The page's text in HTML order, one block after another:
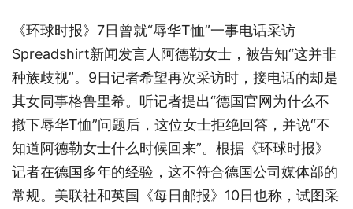
《环球时报》7日曾就“辱华T恤”一事电话采访
Spreadshirt新闻发言人阿德勒女士，被告知“这并非
种族歧视”。9日记者希望再次采访时，接电话的却是
其女同事格鲁里希。听记者提出“德国官网为什么不
撤下辱华T恤”问题后，这位女士拒绝回答，并说“不
知道阿德勒女士什么时候回来”。根据《环球时报》
记者在德国多年的经验，这不符合德国公司媒体部的
常规。美联社和英国《每日邮报》10日也称，试图采